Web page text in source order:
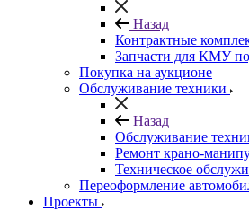
Назад
Контрактные
Запчасти для КМУ
Покупка на аукционе
Обслуживание техники
Назад
Обслуживание
Ремонт крано-
Техническое
Переоформление
Проекты